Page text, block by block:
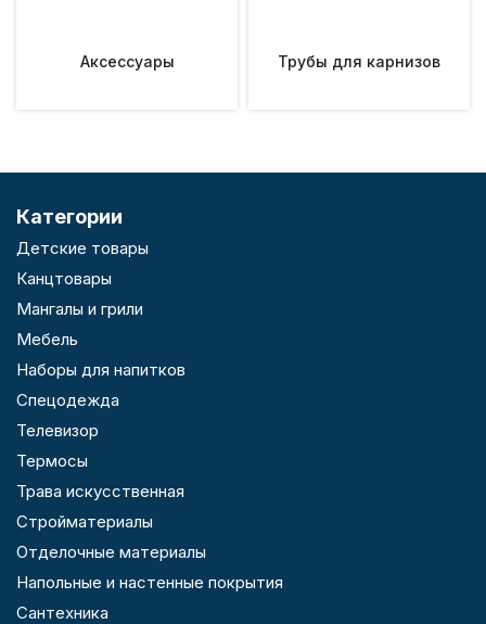
Аксессуары Трубы для карнизов
Категории
Детские товары
Канцтовары
Мангалы и грили
Мебель
Наборы для напитков
Спецодежда
Телевизор
Термосы
Трава искусственная
Стройматериалы
Отделочные материалы
Напольные и настенные покрытия
Сантехника